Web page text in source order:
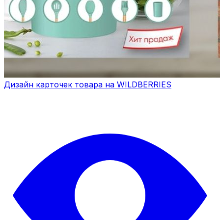
Дизайн карточек товара на WILDBERRIES